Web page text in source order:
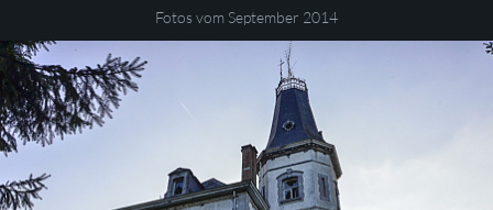
Fotos vom September 2014